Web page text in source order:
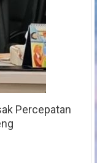
Percepatan